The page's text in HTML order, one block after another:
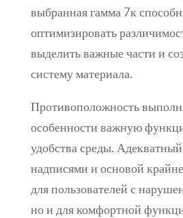
выбранная гамма 7к
оптимизировать
выделить важные части и
систему материала.
Противоположность
особенности важную
удобства среды.
надписями и основой
для пользователей с
но и для комфортной